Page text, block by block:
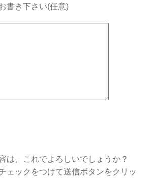
書き下さい(任意)
は、これでよろしいでしょうか？
ェックをつけて送信ボタンをクリッ